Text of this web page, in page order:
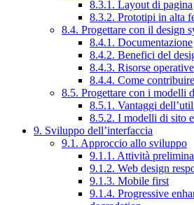
8.3.1. Layout di pagina
8.3.2. Prototipi in alta
8.4. Progettare con il design
8.4.1. Documentazione
8.4.2. Benefici del
8.4.3. Risorse operative
8.4.4. Come
8.5. Progettare con i modelli
8.5.1. Vantaggi
8.5.2. I modelli di sito
9. Sviluppo dell’interfaccia
9.1. Approccio allo sviluppo
9.1.1. Attività
9.1.2. Web design
9.1.3. Mobile first
9.1.4. Progressive